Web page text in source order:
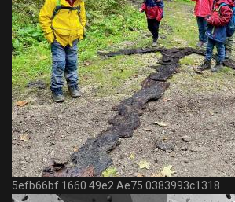
5efb66bf 1660 49e2 Ae75 0383993c1318